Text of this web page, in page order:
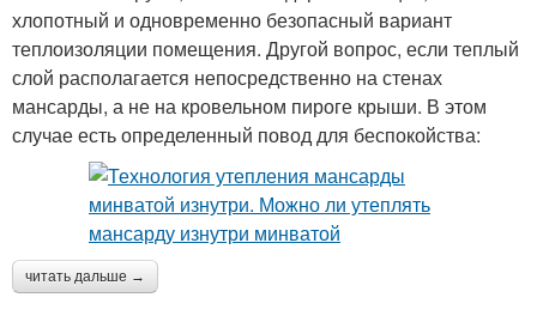
хлопотный и одновременно безопасный вариант
теплоизоляции помещения. Другой вопрос, если теплый
слой располагается непосредственно на стенах
мансарды, а не на кровельном пироге крыши. В этом
случае есть определенный повод для беспокойства:
читать дальше →